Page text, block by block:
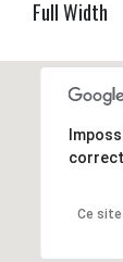
Full Width
Ce